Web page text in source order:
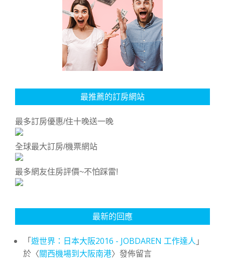
最推薦的訂房網站
最多訂房優惠/住十晚送一晚
全球最大訂房/機票網站
最多網友住房評價~不怕踩雷!
最新的回應
「遊世界：日本大阪2016 - JOBDAREN 工作達人 」
於〈關西機場到大阪南港〉發佈留言